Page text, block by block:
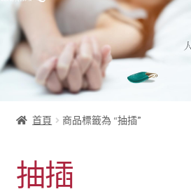
容
首頁 商品標籤為 “抽插”
抽插